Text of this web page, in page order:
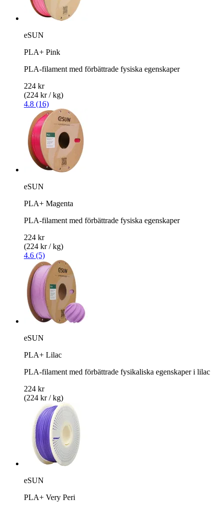
eSUN
PLA+ Pink
PLA-filament med förbättrade fysiska egenskaper
224 kr
(224 kr / kg)
4.8 (16)
eSUN
PLA+ Magenta
PLA-filament med förbättrade fysiska egenskaper
224 kr
(224 kr / kg)
4.6 (5)
eSUN
PLA+ Lilac
PLA-filament med förbättrade fysikaliska egenskaper i lilac
224 kr
(224 kr / kg)
eSUN
PLA+ Very Peri